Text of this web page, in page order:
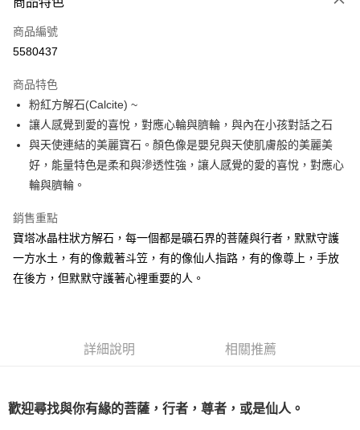
信用卡一次付款
超商取貨付款
Apple Pay
街口支付
悠遊付
ATM付款
全家取貨付款
每筆NT$80，滿NT$3,000(含以上)免運費
賣家宅配幫您送（台灣）
郵局幫你送（離島）
商品編號
5580437
商品特色
粉紅方解石(Calcite) ~
讓人感覺到愛的喜悅，對應心輪與臍輪，與內在小孩對話之石
與天使連結的美麗寶石。顏色像是嬰兒與天使肌膚般的美麗美
好，能量特色是柔和與滲透性強，讓人感覺的愛的喜悅，對應心
輪與臍輪。
銷售重點
寶塔冰晶柱狀方解石，每一個都是礦石界的菩薩與行者，默默守護
一方水土，有的像戴著斗笠，有的像仙人指路，有的像尊上，手放
在後方，但默默守護著心裡重要的人。
詳細說明 相關推薦
歡迎尋找與你有緣的菩薩，行者，尊者，或是仙人。